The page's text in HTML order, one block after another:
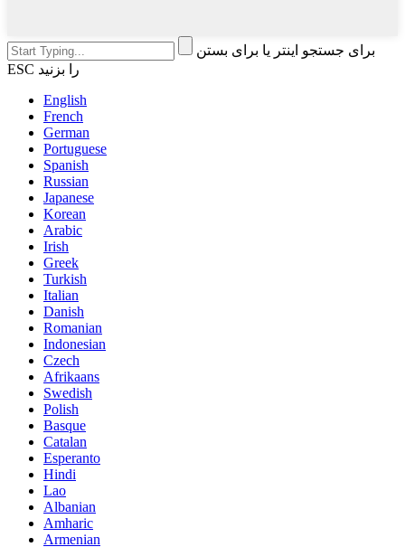
برای جستجو اینتر یا برای بستن
ESC را بزنید
English
French
German
Portuguese
Spanish
Russian
Japanese
Korean
Arabic
Irish
Greek
Turkish
Italian
Danish
Romanian
Indonesian
Czech
Afrikaans
Swedish
Polish
Basque
Catalan
Esperanto
Hindi
Lao
Albanian
Amharic
Armenian